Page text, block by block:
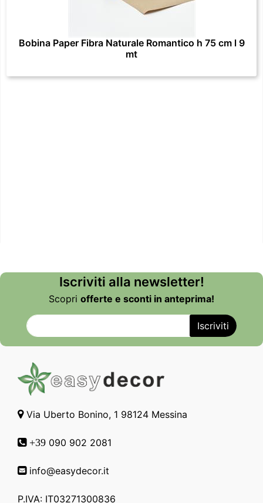
Bobina Paper Fibra Naturale Romantico h 75 cm l 9
mt
Iscriviti alla newsletter!
Scopri offerte e sconti in anteprima!
Via Uberto Bonino, 1 98124 Messina
+39 090 902 2081
info@easydecor.it
P.IVA: IT03271300836